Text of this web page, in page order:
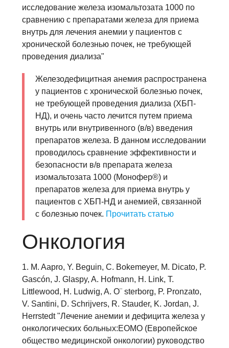
исследование железа изомальтозата 1000 по
сравнению с препаратами железа для приема
внутрь для лечения анемии у пациентов с
хронической болезнью почек, не требующей
проведения диализа"
Железодефицитная анемия распространена
у пациентов с хронической болезнью почек,
не требующей проведения диализа (ХБП-
НД), и очень часто лечится путем приема
внутрь или внутривенного (в/в) введения
препаратов железа. В данном исследовании
проводилось сравнение эффективности и
безопасности в/в препарата железа
изомальтозата 1000 (Монофер®) и
препаратов железа для приема внутрь у
пациентов с ХБП-НД и анемией, связанной
с болезнью почек. Прочитать статью
Онкология
1. M. Aapro, Y. Beguin, C. Bokemeyer, M. Dicato, P.
Gascón, J. Glaspy, A. Hofmann, H. Link, T.
Littlewood, H. Ludwig, A. O¨ sterborg, P. Pronzato,
V. Santini, D. Schrijvers, R. Stauder, K. Jordan, J.
Herrstedt "Лечение анемии и дефицита железа у
онкологических больных:ЕОМО (Европейское
общество медицинской онкологии) руководство